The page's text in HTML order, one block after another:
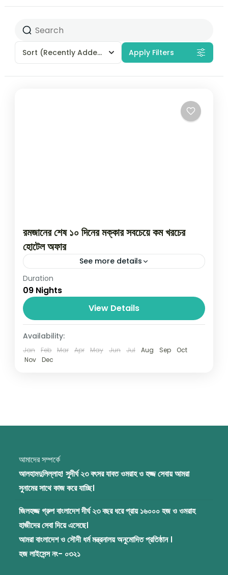
Sort (Recently Added) Apply Filters
রমজানের শেষ ১০ দিনের মক্কার সবচেয়ে কম খরচের
হোটেল অফার
See more details
রমজানের শেষ ১০ দিনের মক্কার সবচেয়ে কম খরচের হোটেল অফার
আলইয়াম হোটেল মক্কা বাথা কুরাইশ মক্কা - হারাম শরীফ থেকে ৫
Duration
09 Nights
View Details
Availability:
Jan Feb Mar Apr May Jun Jul Aug Sep
Oct
Nov
Dec
আমাদের সম্পর্কে
আলহামদুলিল্লাহ! সুদীর্ঘ ২৩ বৎসর যাবত ওমরাহ ও হজ্জ সেবায় আমরা
সুনামের সাথে কাজ করে যাচ্ছি।
জিলহজ্জ গ্রুপ বাংলাদেশ দীর্ঘ ২৩ বছর ধরে প্রায় ১৬০০০ হজ ও ওমরাহ
হাজীদের সেবা দিয়ে এসেছে।
আমরা বাংলাদেশ ও সৌদী ধর্ম মন্ত্রনালয় অনুমোদিত প্রতিষ্ঠান ।
হজ লাইসেন্স নং- ০৩২১